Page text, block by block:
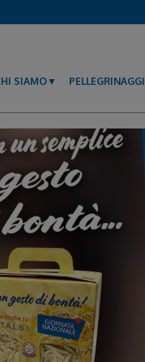
SIAMO PELLEGRINAGGI